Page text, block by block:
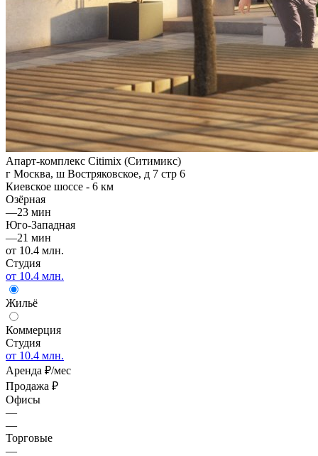
Апарт-комплекс Citimix (Ситимикс)
г Москва, ш Востряковское, д 7 стр 6
Киевское шоссе - 6 км
Озёрная
—23 мин
Юго-Западная
—21 мин
от 10.4 млн.
Студия
от 10.4 млн.
Жильё
Коммерция
Студия
от 10.4 млн.
Аренда ₽/мес
Продажа ₽
Офисы
—
—
Торговые
—